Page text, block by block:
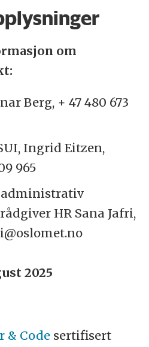
om
Berg, + 47 480 673
Ingrid Eitzen,
965
administrativ
HR Sana Jafri,
2025
& Code sertifisert